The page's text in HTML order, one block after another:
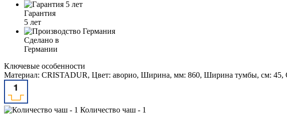
Гарантия
5 лет
Сделано в
Германии
Ключевые особенности
Материал: CRISTADUR, Цвет: аворио, Ширина, мм: 860, Ширина тумбы, см: 45,
Количество чаш - 1